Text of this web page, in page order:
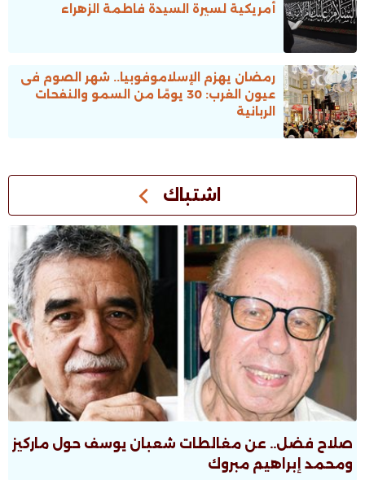
أمريكية لسيرة السيدة فاطمة الزهراء
رمضان يهزم الإسلاموفوبيا.. شهر الصوم فى
عيون الغرب: 30 يومًا من السمو والنفحات
الربانية
اشتباك
صلاح فضل.. عن مغالطات شعبان يوسف حول ماركيز
ومحمد إبراهيم مبروك